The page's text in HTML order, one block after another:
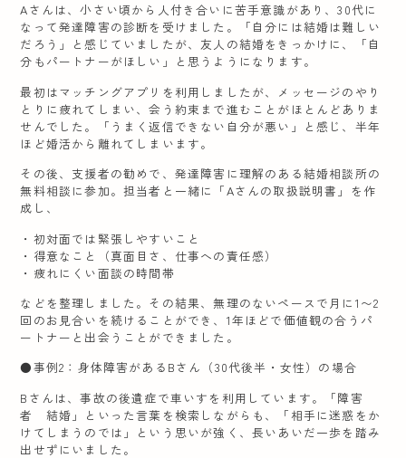
Aさんは、小さい頃から人付き合いに苦手意識があり、30代に
なって発達障害の診断を受けました。「自分には結婚は難しい
だろう」と感じていましたが、友人の結婚をきっかけに、「自
分もパートナーがほしい」と思うようになります。
最初はマッチングアプリを利用しましたが、メッセージのやり
とりに疲れてしまい、会う約束まで進むことがほとんどありま
せんでした。「うまく返信できない自分が悪い」と感じ、半年
ほど婚活から離れてしまいます。
その後、支援者の勧めで、発達障害に理解のある結婚相談所の
無料相談に参加。担当者と一緒に「Aさんの取扱説明書」を作
成し、
・初対面では緊張しやすいこと
・得意なこと（真面目さ、仕事への責任感）
・疲れにくい面談の時間帯
などを整理しました。その結果、無理のないペースで月に1〜2
回のお見合いを続けることができ、1年ほどで価値観の合うパ
ートナーと出会うことができました。
●事例2：身体障害があるBさん（30代後半・女性）の場合
Bさんは、事故の後遺症で車いすを利用しています。「障害
者 結婚」といった言葉を検索しながらも、「相手に迷惑をか
けてしまうのでは」という思いが強く、長いあいだ一歩を踏み
出せずにいました。